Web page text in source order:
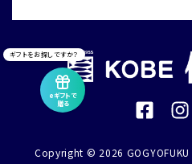
Copyright © 2026
eギフトで
贈る
ギフトをお探しですか？